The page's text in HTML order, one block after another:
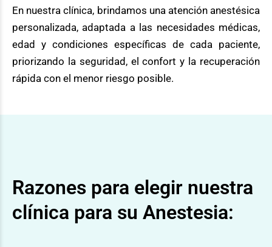
En nuestra clínica, brindamos una atención anestésica
personalizada, adaptada a las necesidades médicas,
edad y condiciones específicas de cada paciente,
priorizando la seguridad, el confort y la recuperación
rápida con el menor riesgo posible.
Razones para elegir nuestra
clínica para su Anestesia: